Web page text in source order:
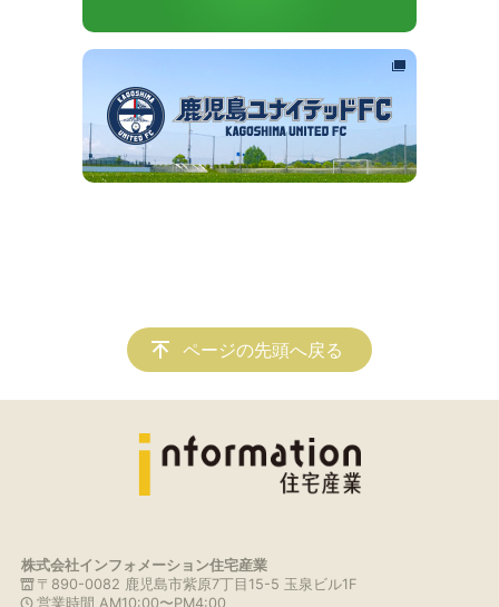
ページの先頭へ戻る
株式会社インフォメーション住宅産業
〒890-0082 鹿児島市紫原7丁目15-5 玉泉ビル1F
営業時間 AM10:00〜PM4:00